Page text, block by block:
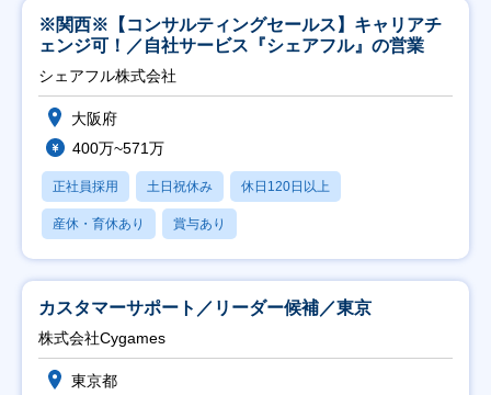
※関西※【コンサルティングセールス】キャリアチ
ェンジ可！／自社サービス『シェアフル』の営業
シェアフル株式会社
大阪府
400万~571万
正社員採用 土日祝休み 休日120日以上
産休・育休あり 賞与あり
カスタマーサポート／リーダー候補／東京
株式会社Cygames
東京都